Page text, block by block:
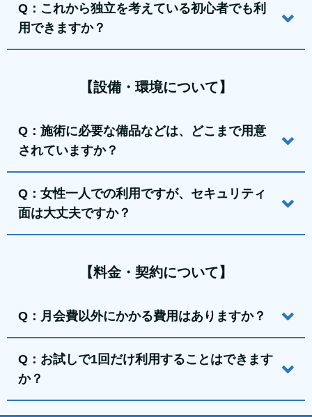
Q：これから独立を考えている初心者でも利
用できますか？
【設備・環境について】
Q：施術に必要な備品などは、どこまで用意
されていますか？
Q：女性一人での利用ですが、セキュリティ
面は大丈夫ですか？
【料金・契約について】
Q：月会費以外にかかる費用はありますか？
Q：お試しで1回だけ利用することはできます
か？